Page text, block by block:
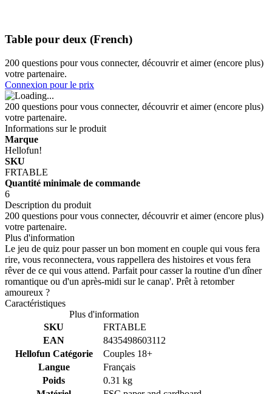
Table pour deux (French)
200 questions pour vous connecter, découvrir et aimer (encore plus)
votre partenaire.
Connexion pour le prix
200 questions pour vous connecter, découvrir et aimer (encore plus)
votre partenaire.
Informations sur le produit
Marque
Hellofun!
SKU
FRTABLE
Quantité minimale de commande
6
Description du produit
200 questions pour vous connecter, découvrir et aimer (encore plus)
votre partenaire.
Plus d'information
Le jeu de quiz pour passer un bon moment en couple qui vous fera
rire, vous reconnectera, vous rappellera des histoires et vous fera
rêver de ce qui vous attend. Parfait pour casser la routine d'un dîner
romantique ou d'un après-midi sur le canap'. Prêt à retomber
amoureux ?
Caractéristiques
Plus d'information
SKU
FRTABLE
EAN
8435498603112
Hellofun Catégorie
Couples 18+
Langue
Français
Poids
0.31 kg